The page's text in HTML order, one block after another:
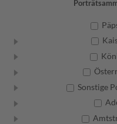
Sonstige